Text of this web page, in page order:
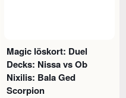
Magic löskort: Duel
Decks: Nissa vs Ob
Nixilis: Bala Ged
Scorpion